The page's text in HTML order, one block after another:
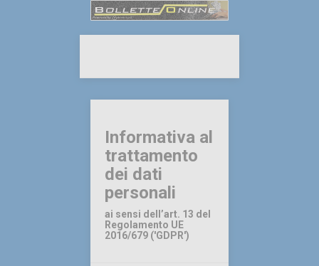
Informativa al
trattamento
dei dati
personali
ai sensi dell’art. 13 del
Regolamento UE
2016/679 ('GDPR')